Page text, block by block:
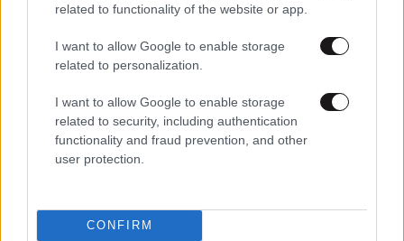
related to functionality of the website or app.
I want to allow Google to enable storage
related to personalization.
I want to allow Google to enable storage
related to security, including authentication
functionality and fraud prevention, and other
user protection.
CONFIRM
LIFESTYLE2 ω. πριν
αχαριστία των ανθρώπων του χώρου»